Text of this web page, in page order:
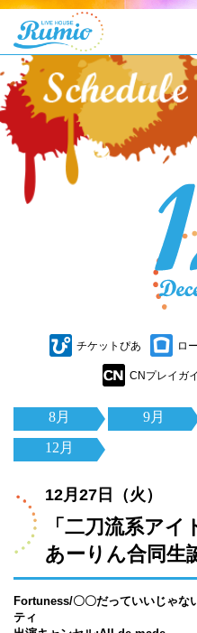
チケットぴあ ロ
CNプレイガ
8月 9月
12月
12月27日（火）
「二刀流系ア
あーりん合同生
Fortuness/〇〇だっていいじゃ
ティ